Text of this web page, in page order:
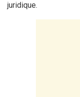
juridique.